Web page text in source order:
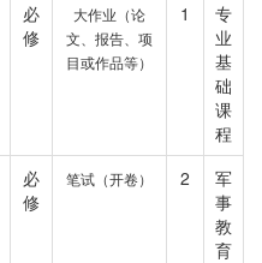
必
修
大作业（论
文、报告、项
目或作品等）
1
专
业
基
础
课
程
必
修
笔试（开卷） 2
军
事
教
育